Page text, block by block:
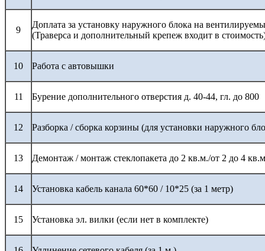
9
Доплата за установку наружного блока на
(Траверса и дополнительный крепеж входит в
10 Работа с автовышки
11 Бурение дополнительного отверстия д. 40-44, гл. до 800
12 Разборка / сборка корзины (для установки наружного
13 Демонтаж / монтаж стеклопакета до 2 кв.м./от 2 до 4
14 Установка кабель канала 60*60 / 10*25 (за 1 метр)
15 Установка эл. вилки (если нет в комплекте)